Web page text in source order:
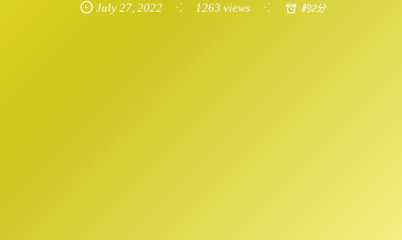
July 27,2022 1263 views 約2分